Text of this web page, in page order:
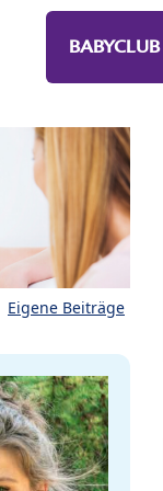
BABYCLUB
Eigene Beiträge